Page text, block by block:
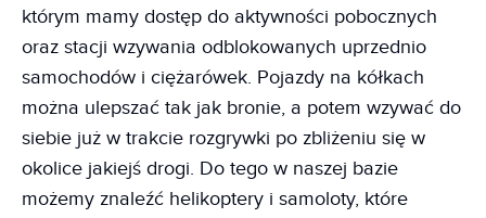
którym mamy dostęp do aktywności pobocznych
oraz stacji wzywania odblokowanych uprzednio
samochodów i ciężarówek. Pojazdy na kółkach
można ulepszać tak jak bronie, a potem wzywać do
siebie już w trakcie rozgrywki po zbliżeniu się w
okolice jakiejś drogi. Do tego w naszej bazie
możemy znaleźć helikoptery i samoloty, które